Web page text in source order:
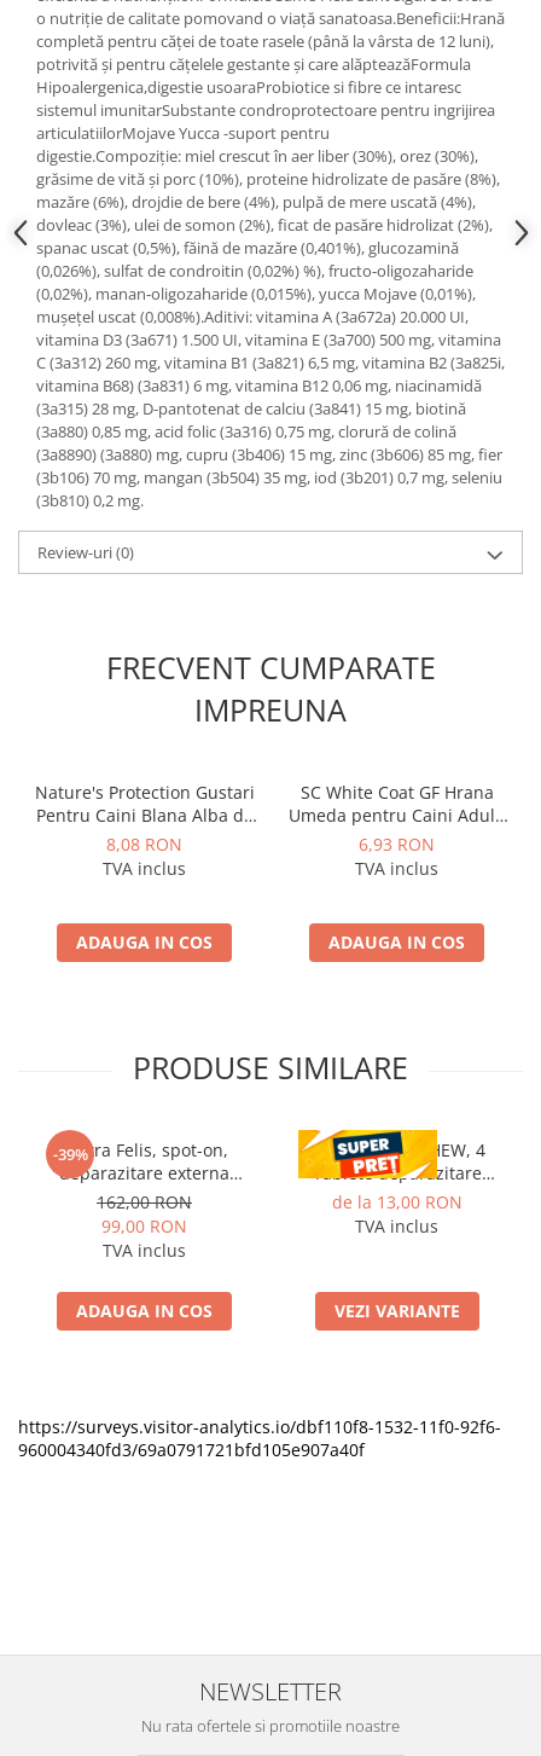
o nutriție de calitate pomovand o viață sanatoasa.Beneficii:Hrană
completă pentru căței de toate rasele (până la vârsta de 12 luni),
potrivită și pentru cățelele gestante și care alăpteazăFormula
Hipoalergenica,digestie usoaraProbiotice si fibre ce intaresc
sistemul imunitarSubstante condroprotectoare pentru ingrijirea
articulatiilorMojave Yucca -suport pentru
digestie.Compoziție: miel crescut în aer liber (30%), orez (30%),
grăsime de vită și porc (10%), proteine ​​hidrolizate de pasăre (8%),
mazăre (6%), drojdie de bere (4%), pulpă de mere uscată (4%),
dovleac (3%), ulei de somon (2%), ficat de pasăre hidrolizat (2%),
spanac uscat (0,5%), făină de mazăre (0,401%), glucozamină
(0,026%), sulfat de condroitin (0,02%) %), fructo-oligozaharide
(0,02%), manan-oligozaharide (0,015%), yucca Mojave (0,01%),
mușețel uscat (0,008%).Aditivi: vitamina A (3a672a) 20.000 UI,
vitamina D3 (3a671) 1.500 UI, vitamina E (3a700) 500 mg, vitamina
C (3a312) 260 mg, vitamina B1 (3a821) 6,5 mg, vitamina B2 (3a825i,
vitamina B68) (3a831) 6 mg, vitamina B12 0,06 mg, niacinamidă
(3a315) 28 mg, D-pantotenat de calciu (3a841) 15 mg, biotină
(3a880) 0,85 mg, acid folic (3a316) 0,75 mg, clorură de colină
(3a8890) (3a880) mg, cupru (3b406) 15 mg, zinc (3b606) 85 mg, fier
(3b106) 70 mg, mangan (3b504) 35 mg, iod (3b201) 0,7 mg, seleniu
(3b810) 0,2 mg.
Review-uri(0)
FRECVENT CUMPARATE
IMPREUNA
Nature's Protection Gustari
Pentru Caini Blana Alba de
Toate Rasele cu Ton si
Biban 70g
8,08 RON
TVA inclus
ADAUGA IN COS
SC White Coat GF Hrana
Umeda pentru Caini Adulti
cu Peste Alb si Krill in Sos
85 Gr
6,93 RON
TVA inclus
ADAUGA IN COS
PRODUSE SIMILARE
-39%
Vectra Felis, spot-on,
deparazitare externa
pentru pisici, 3 pipete
162,00 RON
99,00 RON
TVA inclus
ADAUGA IN COS
CESTAL PLUS CHEW, 4
Tablete deparazitare
interna pentru caini
de la 13,00 RON
TVA inclus
VEZI VARIANTE
https://surveys.visitor-analytics.io/dbf110f8-1532-11f0-92f6-
960004340fd3/69a0791721bfd105e907a40f
NEWSLETTER
Nu rata ofertele si promotiile noastre